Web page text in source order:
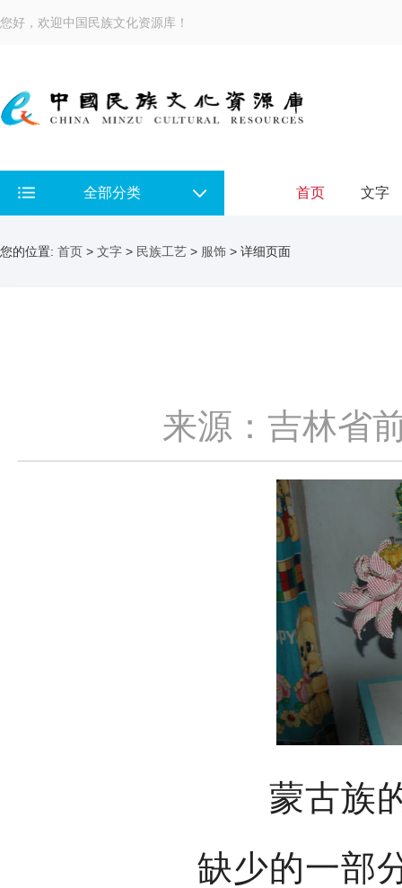
您好，欢迎中国民族文化资源库！
全部分类 首页 文字
您的位置: 首页 > 文字 > 民族工艺 > 服饰 > 详细页面
来源：吉林省
蒙古族的
缺少的一部